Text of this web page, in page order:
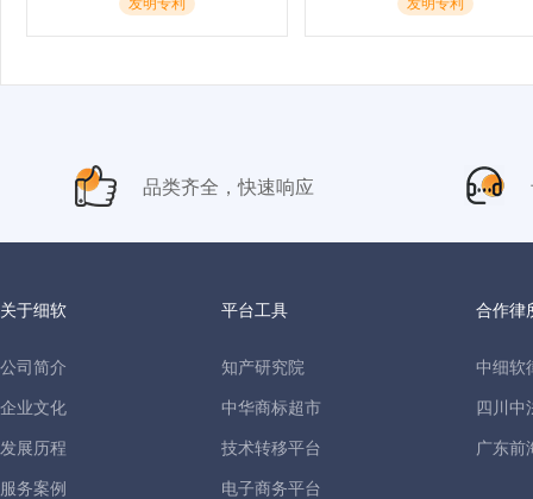
发明专利 发明专利
品类齐全，快速响应
关于细软
公司简介
企业文化
发展历程
服务案例
平台工具
知产研究院
中华商标超市
技术转移平台
电子商务平台
合作律
中细软
四川中
广东前